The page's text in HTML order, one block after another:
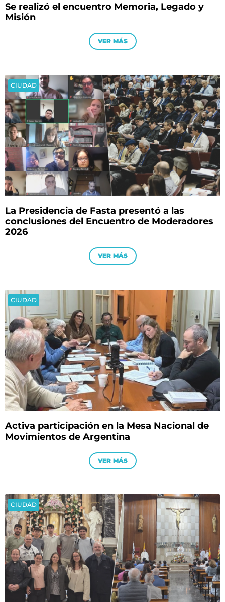
Se realizó el encuentro Memoria, Legado y
Misión
VER MÁS
CIUDAD
La Presidencia de Fasta presentó a las
conclusiones del Encuentro de Moderadores
2026
VER MÁS
CIUDAD
Activa participación en la Mesa Nacional de
Movimientos de Argentina
VER MÁS
CIUDAD